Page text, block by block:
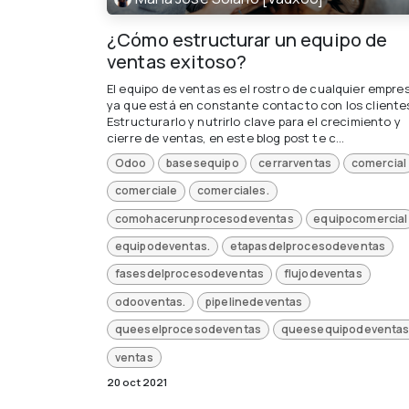
¿Cómo estructurar un equipo de
ventas exitoso?
El equipo de ventas es el rostro de cualquier
ya que está en constante contacto con los
Estructurarlo y nutrirlo clave para el crecimiento y
cierre de ventas, en este blog post te c...
Odoo basesequipo cerrarventas
comercial
comerciale
comerciales.
comohacerunprocesodeventas
equipocomercial
equipodeventas.
etapasdelprocesodeventas
fasesdelprocesodeventas
flujodeventas
odooventas.
pipelinedeventas
queeselprocesodeventas
ventas
20 oct 2021